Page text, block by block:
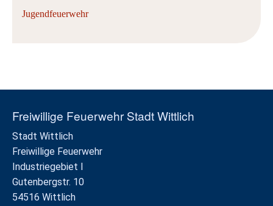
Jugendfeuerwehr
Freiwillige Feuerwehr Stadt Wittlich
Stadt Wittlich
Freiwillige Feuerwehr
Industriegebiet I
Gutenbergstr. 10
54516 Wittlich